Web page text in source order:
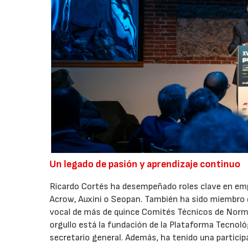
Un legado de pasión y aprendizaje continuo
Ricardo Cortés ha desempeñado roles clave en
Acrow, Auxini o Seopan. También ha sido
vocal de más de quince Comités Técnicos de
orgullo está la fundación de la Plataforma
secretario general. Además, ha tenido una